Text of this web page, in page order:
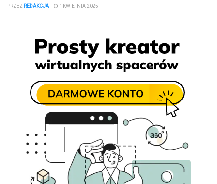
PRZEZ REDAKCJA 1 KWIETNIA 2025